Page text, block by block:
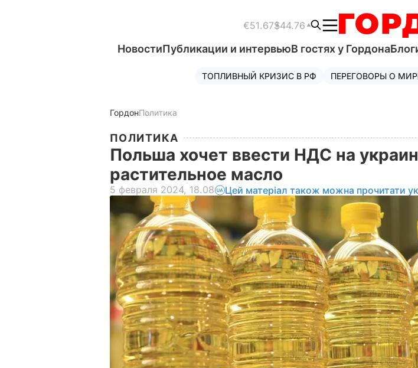
€51.67$44.76
НовостиПубликации и интервьюВ гостях у Гордона
ТОПЛИВНЫЙ КРИЗИС В РФ ПЕРЕГОВОРЫ О
ГордонПолитика
ПОЛИТИКА
Польша хочет ввести НДС на
растительное масло
5 февраля 2024, 18.08 Цей матеріал також можна прочитати